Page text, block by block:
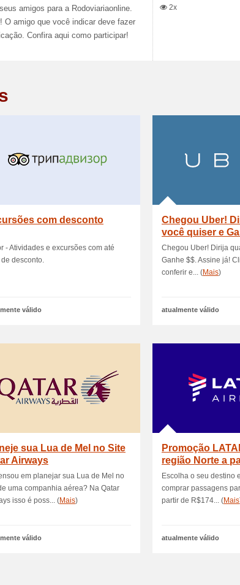
amigos para a Rodoviariaonline.
O amigo que você indicar deve fazer
Confira aqui como participar!
2x
com desconto
- Atividades e excursões com até
desconto.
válido
Chegou Uber!
você quiser e
já
Chegou Uber! Dirija
Ganhe $$. Assine já!
conferir e... (Mais)
atualmente válido
sua Lua de Mel no Site
Airways
em planejar sua Lua de Mel no
uma companhia aérea? Na Qatar
isso é poss... (Mais)
válido
Promoção
região Norte a
R$174,47
Escolha o seu destino
comprar passagens
partir de R$174... (Mais
atualmente válido